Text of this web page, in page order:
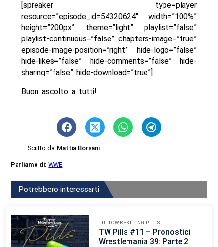
[spreaker type=player
resource=”episode_id=54320624″ width=”100%”
height=”200px” theme=”light” playlist=”false”
playlist-continuous=”false” chapters-image=”true”
episode-image-position=”right” hide-logo=”false”
hide-likes=”false” hide-comments=”false” hide-
sharing=”false” hide-download=”true”]
Buon ascolto a tutti!
Scritto da Mattia Borsani
Parliamo di:WWE
Potrebbero interessarti
TUTTOWRESTLING PILLS
TW Pills #11 – Pronostici
Wrestlemania 39: Parte 2